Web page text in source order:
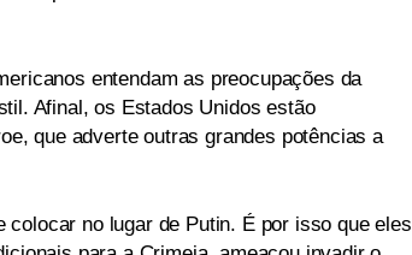
entendam as preocupações da
Afinal, os Estados Unidos estão
que adverte outras grandes potências a
no lugar de Putin. É por isso que eles